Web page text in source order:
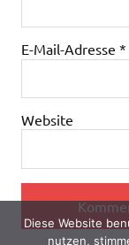
E-Mail-Adresse *
Website
Diese Website
nutzen,